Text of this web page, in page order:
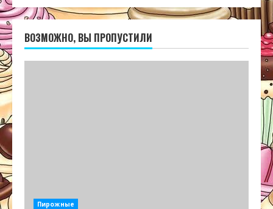
ВОЗМОЖНО, ВЫ ПРОПУСТИЛИ
Пирожные